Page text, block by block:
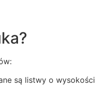
są listwy o wysokości